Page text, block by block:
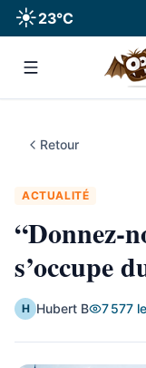
☀️23°C
Retour
ACTUALITÉ
“Donnez-
s’occupe
H Hubert B 7 577